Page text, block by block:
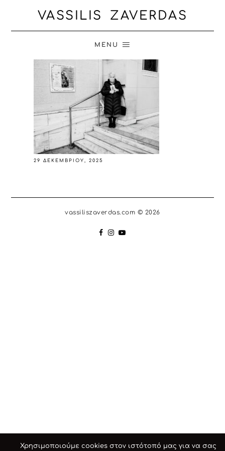
VASSILIS ZAVERDAS
MENU
29 ΔΕΚΕΜΒΡΊΟΥ, 2025
vassiliszaverdas.com © 2026
Χρησιμοποιούμε cookies στον ιστότοπό μας για να σας